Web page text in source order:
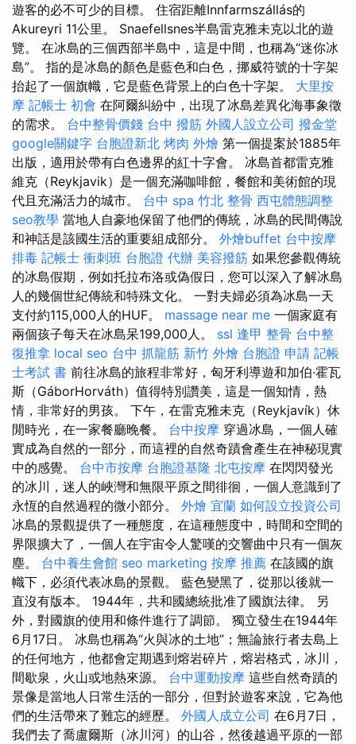
遊客的必不可少的目標。 住宿距離Innfarmszállás的
Akureyri 11公里。 Snaefellsnes半島雷克雅未克以北的遊
覽。 在冰島的三個西部半島中，這是中間，也稱為“迷你冰
島”。 指的是冰島的顏色是藍色和白色，挪威符號的十字架
抬起了一個旗幟，它是藍色背景上的白色十字架。 大里按
摩 記帳士 初會 在阿爾糾紛中，出現了冰島差異化海事象徵
的需求。 台中整骨價錢 台中 撥筋 外國人設立公司 撥金堂
google關鍵字 台胞證新北 烤肉 外燴 第一個提案於1885年
出版，適用於帶有白色邊界的紅十字會。 冰島首都雷克雅
維克（Reykjavik）是一個充滿咖啡館，餐館和美術館的現
代且充滿活力的城市。 台中 spa 竹北 整骨 西屯體態調整
seo教學 當地人自豪地保留了他們的傳統，冰島的民間傳說
和神話是該國生活的重要組成部分。 外燴buffet 台中按摩
排毒 記帳士 衝刺班 台胞證 代辦 美容撥筋 如果您參觀傳統
的冰島假期，例如托拉布洛或偽假日，您可以深入了解冰島
人的幾個世紀傳統和特殊文化。 一對夫婦必須為冰島一天
支付約115,000人的HUF。 massage near me 一個家庭有
兩個孩子每天在冰島呆199,000人。 ssl 逢甲 整骨 台中整
復推拿 local seo 台中 抓龍筋 新竹 外燴 台胞證 申請 記帳
士考試 書 前往冰島的旅程非常好，匈牙利導遊和加伯·霍瓦
斯（GáborHorváth）值得特別讚美，這是一個知情，熱
情，非常好的男孩。 下午，在雷克雅未克（Reykjavík）休
閒時光，在一家餐廳晚餐。 台中按摩 穿過冰島，一個人確
實成為自然的一部分，而這裡的自然奇蹟會產生在神秘現實
中的感覺。 台中市按摩 台胞證基隆 北屯按摩 在閃閃發光
的冰川，迷人的峽灣和無限平原之間徘徊，一個人意識到了
永恆的自然過程的微小部分。 外燴 宜蘭 如何設立投資公司
冰島的景觀提供了一種態度，在這種態度中，時間和空間的
界限擴大了，一個人在宇宙令人驚嘆的交響曲中只有一個灰
塵。 台中養生會館 seo marketing 按摩 推薦 在該國的旗
幟下，必須代表冰島的景觀。 藍色變黑了，從那以後就一
直沒有版本。 1944年，共和國總統批准了國旗法律。 另
外，對國旗的使用和條件進行了調節。 獨立發生在1944年
6月17日。 冰島也稱為“火與冰的土地”；無論旅行者去島上
的任何地方，他都會定期遇到熔岩碎片，熔岩格式，冰川，
間歇泉，火山或地熱來源。 台中運動按摩 這些自然奇蹟的
景像是當地人日常生活的一部分，但對於遊客來說，它為他
們的生活帶來了難忘的經歷。 外國人成立公司 在6月7日，
我們去了喬盧爾斯（冰川河）的山谷，然後越過平原的一部